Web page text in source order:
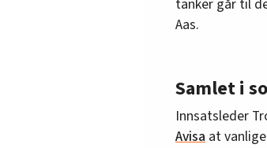
tanker går til
Aas.
Samlet i
Innsatsleder
Avisa at